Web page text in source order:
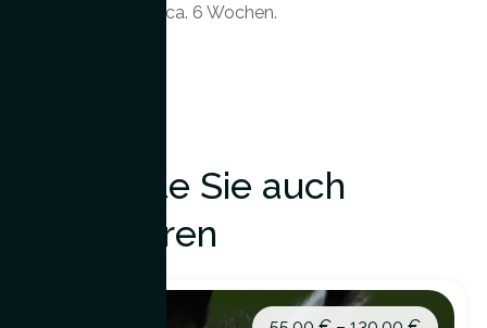
Lieferzeit beträgt ca. 6 Wochen.
Das könnte Sie auch
interessieren